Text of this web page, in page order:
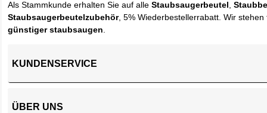
Als Stammkunde erhalten Sie auf alleStaubsaugerbeutel,
Staubsaugerbeutelzubehör, 5% Wiederbestellerrabatt. Wir
günstiger staubsaugen.
KUNDENSERVICE
ÜBER UNS